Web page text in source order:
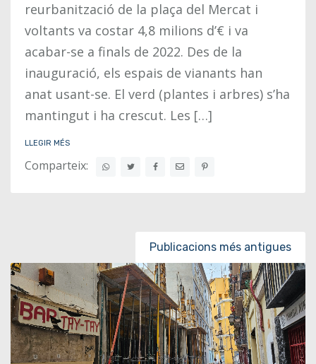
reurbanització de la plaça del Mercat i
voltants va costar 4,8 milions d’€ i va
acabar-se a finals de 2022. Des de la
inauguració, els espais de vianants han
anat usant-se. El verd (plantes i arbres) s’ha
mantingut i ha crescut. Les […]
LLEGIR MÉS
Comparteix:
Publicacions més antigues